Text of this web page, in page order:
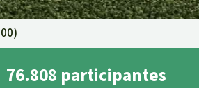
)
76.808 participantes